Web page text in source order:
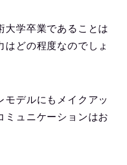
大学卒業であることは
はどの程度なのでしょ
モデルにもメイクアッ
ミュニケーションはお